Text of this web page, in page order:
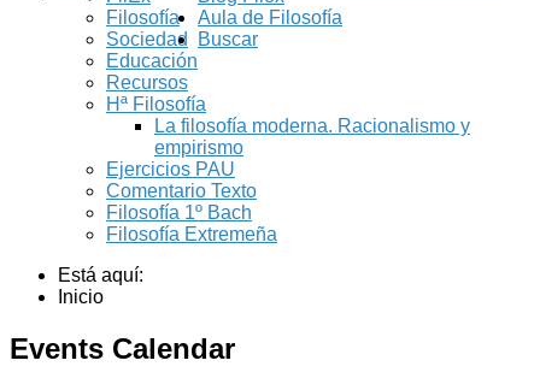
Filosofía
Sociedad
Educación
Recursos
Aula de Filosofía
Hª Filosofía
La filosofía moderna. Racionalismo y
empirismo
Ejercicios PAU
Comentario Texto
Filosofía 1º Bach
Filosofía Extremeña
Buscar
Está aquí:
Inicio
Events Calendar